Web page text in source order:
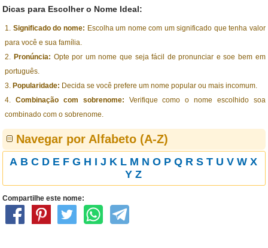
Dicas para Escolher o Nome Ideal:
Significado do nome: Escolha um nome com um significado que tenha valor
para você e sua família.
Pronúncia: Opte por um nome que seja fácil de pronunciar e soe bem em
português.
Popularidade: Decida se você prefere um nome popular ou mais incomum.
Combinação com sobrenome: Verifique como o nome escolhido soa
combinado com o sobrenome.
Navegar por Alfabeto (A-Z)
A B C D E F G H I J K L M N O P Q R S T U V W X
Y Z
Compartilhe este nome: